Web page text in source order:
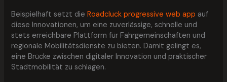
Beispielhaft setzt dieRoadcluck progressive web app auf
diese Innovationen, um eine zuverlässige, schnelle und
stets erreichbare Plattform für Fahrgemeinschaften und
regionale Mobilitätsdienste zu bieten. Damit gelingt es,
eine Brücke zwischen digitaler Innovation und praktischer
Stadtmobilität zu schlagen.